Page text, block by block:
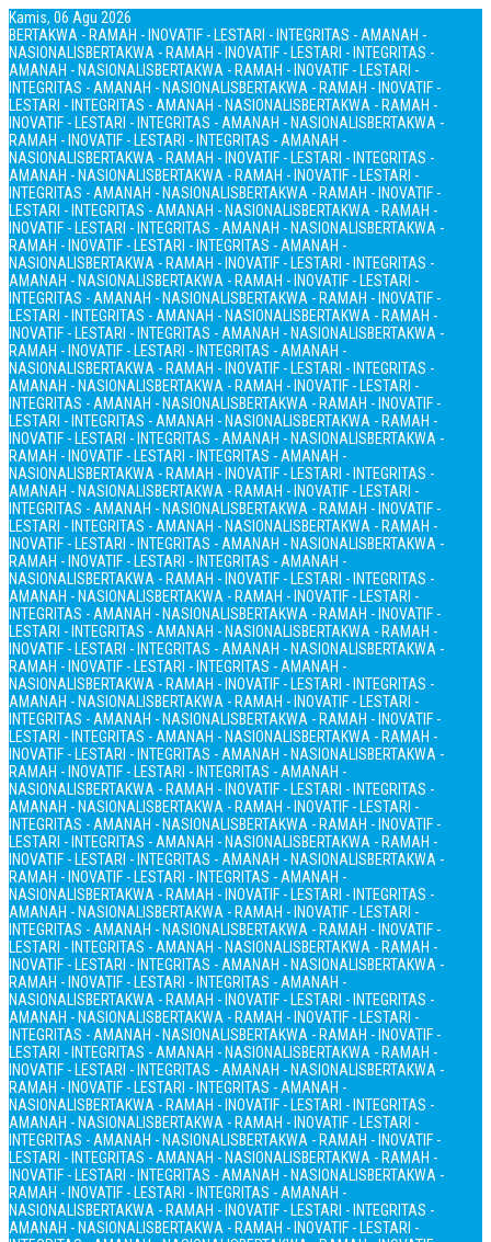
Kamis, 06 Agu 2026
BERTAKWA - RAMAH - INOVATIF - LESTARI - INTEGRITAS - AMANAH -
NASIONALISBERTAKWA - RAMAH - INOVATIF - LESTARI - INTEGRITAS -
AMANAH - NASIONALISBERTAKWA - RAMAH - INOVATIF - LESTARI -
INTEGRITAS - AMANAH - NASIONALISBERTAKWA - RAMAH - INOVATIF -
LESTARI - INTEGRITAS - AMANAH - NASIONALISBERTAKWA - RAMAH -
INOVATIF - LESTARI - INTEGRITAS - AMANAH - NASIONALISBERTAKWA -
RAMAH - INOVATIF - LESTARI - INTEGRITAS - AMANAH -
NASIONALISBERTAKWA - RAMAH - INOVATIF - LESTARI - INTEGRITAS -
AMANAH - NASIONALISBERTAKWA - RAMAH - INOVATIF - LESTARI -
INTEGRITAS - AMANAH - NASIONALISBERTAKWA - RAMAH - INOVATIF -
LESTARI - INTEGRITAS - AMANAH - NASIONALISBERTAKWA - RAMAH -
INOVATIF - LESTARI - INTEGRITAS - AMANAH - NASIONALISBERTAKWA -
RAMAH - INOVATIF - LESTARI - INTEGRITAS - AMANAH -
NASIONALISBERTAKWA - RAMAH - INOVATIF - LESTARI - INTEGRITAS -
AMANAH - NASIONALISBERTAKWA - RAMAH - INOVATIF - LESTARI -
INTEGRITAS - AMANAH - NASIONALISBERTAKWA - RAMAH - INOVATIF -
LESTARI - INTEGRITAS - AMANAH - NASIONALISBERTAKWA - RAMAH -
INOVATIF - LESTARI - INTEGRITAS - AMANAH - NASIONALISBERTAKWA -
RAMAH - INOVATIF - LESTARI - INTEGRITAS - AMANAH -
NASIONALISBERTAKWA - RAMAH - INOVATIF - LESTARI - INTEGRITAS -
AMANAH - NASIONALISBERTAKWA - RAMAH - INOVATIF - LESTARI -
INTEGRITAS - AMANAH - NASIONALISBERTAKWA - RAMAH - INOVATIF -
LESTARI - INTEGRITAS - AMANAH - NASIONALISBERTAKWA - RAMAH -
INOVATIF - LESTARI - INTEGRITAS - AMANAH - NASIONALISBERTAKWA -
RAMAH - INOVATIF - LESTARI - INTEGRITAS - AMANAH -
NASIONALISBERTAKWA - RAMAH - INOVATIF - LESTARI - INTEGRITAS -
AMANAH - NASIONALISBERTAKWA - RAMAH - INOVATIF - LESTARI -
INTEGRITAS - AMANAH - NASIONALISBERTAKWA - RAMAH - INOVATIF -
LESTARI - INTEGRITAS - AMANAH - NASIONALISBERTAKWA - RAMAH -
INOVATIF - LESTARI - INTEGRITAS - AMANAH - NASIONALISBERTAKWA -
RAMAH - INOVATIF - LESTARI - INTEGRITAS - AMANAH -
NASIONALISBERTAKWA - RAMAH - INOVATIF - LESTARI - INTEGRITAS -
AMANAH - NASIONALISBERTAKWA - RAMAH - INOVATIF - LESTARI -
INTEGRITAS - AMANAH - NASIONALISBERTAKWA - RAMAH - INOVATIF -
LESTARI - INTEGRITAS - AMANAH - NASIONALISBERTAKWA - RAMAH -
INOVATIF - LESTARI - INTEGRITAS - AMANAH - NASIONALISBERTAKWA -
RAMAH - INOVATIF - LESTARI - INTEGRITAS - AMANAH -
NASIONALISBERTAKWA - RAMAH - INOVATIF - LESTARI - INTEGRITAS -
AMANAH - NASIONALISBERTAKWA - RAMAH - INOVATIF - LESTARI -
INTEGRITAS - AMANAH - NASIONALISBERTAKWA - RAMAH - INOVATIF -
LESTARI - INTEGRITAS - AMANAH - NASIONALISBERTAKWA - RAMAH -
INOVATIF - LESTARI - INTEGRITAS - AMANAH - NASIONALISBERTAKWA -
RAMAH - INOVATIF - LESTARI - INTEGRITAS - AMANAH -
NASIONALISBERTAKWA - RAMAH - INOVATIF - LESTARI - INTEGRITAS -
AMANAH - NASIONALISBERTAKWA - RAMAH - INOVATIF - LESTARI -
INTEGRITAS - AMANAH - NASIONALISBERTAKWA - RAMAH - INOVATIF -
LESTARI - INTEGRITAS - AMANAH - NASIONALISBERTAKWA - RAMAH -
INOVATIF - LESTARI - INTEGRITAS - AMANAH - NASIONALISBERTAKWA -
RAMAH - INOVATIF - LESTARI - INTEGRITAS - AMANAH -
NASIONALISBERTAKWA - RAMAH - INOVATIF - LESTARI - INTEGRITAS -
AMANAH - NASIONALISBERTAKWA - RAMAH - INOVATIF - LESTARI -
INTEGRITAS - AMANAH - NASIONALISBERTAKWA - RAMAH - INOVATIF -
LESTARI - INTEGRITAS - AMANAH - NASIONALISBERTAKWA - RAMAH -
INOVATIF - LESTARI - INTEGRITAS - AMANAH - NASIONALISBERTAKWA -
RAMAH - INOVATIF - LESTARI - INTEGRITAS - AMANAH -
NASIONALISBERTAKWA - RAMAH - INOVATIF - LESTARI - INTEGRITAS -
AMANAH - NASIONALISBERTAKWA - RAMAH - INOVATIF - LESTARI -
INTEGRITAS - AMANAH - NASIONALISBERTAKWA - RAMAH - INOVATIF -
LESTARI - INTEGRITAS - AMANAH - NASIONALISBERTAKWA - RAMAH -
INOVATIF - LESTARI - INTEGRITAS - AMANAH - NASIONALISBERTAKWA -
RAMAH - INOVATIF - LESTARI - INTEGRITAS - AMANAH -
NASIONALISBERTAKWA - RAMAH - INOVATIF - LESTARI - INTEGRITAS -
AMANAH - NASIONALISBERTAKWA - RAMAH - INOVATIF - LESTARI -
INTEGRITAS - AMANAH - NASIONALISBERTAKWA - RAMAH - INOVATIF -
LESTARI - INTEGRITAS - AMANAH - NASIONALISBERTAKWA - RAMAH -
INOVATIF - LESTARI - INTEGRITAS - AMANAH - NASIONALISBERTAKWA -
RAMAH - INOVATIF - LESTARI - INTEGRITAS - AMANAH -
NASIONALISBERTAKWA - RAMAH - INOVATIF - LESTARI - INTEGRITAS -
AMANAH - NASIONALISBERTAKWA - RAMAH - INOVATIF - LESTARI -